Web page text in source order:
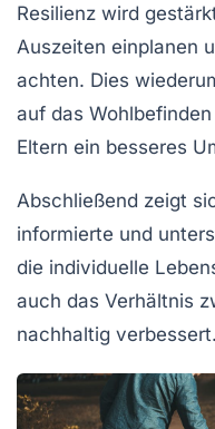
Resilienz wird
Auszeiten einplanen
achten. Dies
auf das Wohlbefinden
Eltern ein besseres
Abschließend zeigt
informierte und
die individuelle
auch das Verhältnis
nachhaltig verbessert.